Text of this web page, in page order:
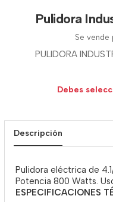
Pulidora
Se vende
PULIDORA
Debes
Descripción
Pulidora eléctrica de 4.1/
Potencia 800 Watts.
ESPECIFICACIONES